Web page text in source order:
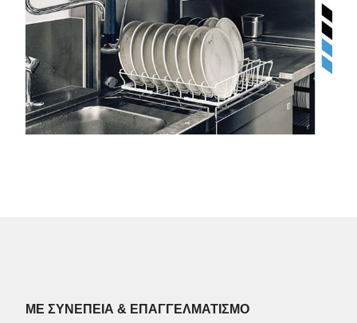
ΜΕ ΣΥΝΕΠΕΙΑ & ΕΠΑΓΓΕΛΜΑΤΙΣΜΟ